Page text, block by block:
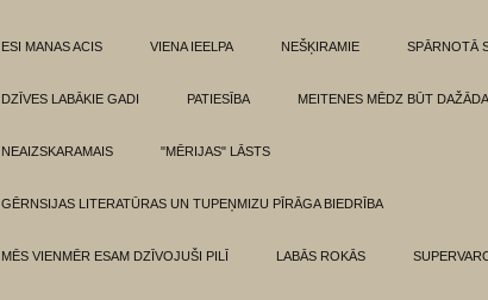
ESI MANAS ACIS VIENA IEELPA NEŠĶIRAMIE SPĀRNOTĀ
DZĪVES LABĀKIE GADI PATIESĪBA MEITENES MĒDZ BŪT
NEAIZSKARAMAIS "MĒRIJAS" LĀSTS
GĒRNSIJAS LITERATŪRAS UN TUPEŅMIZU PĪRĀGA BIEDRĪBA
MĒS VIENMĒR ESAM DZĪVOJUŠI PILĪ LABĀS ROKĀS